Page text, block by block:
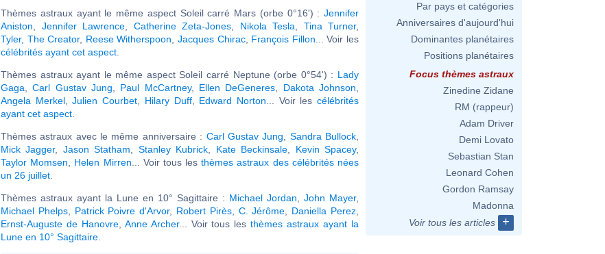
Thèmes astraux ayant le même aspect Soleil carré Mars (orbe 0°16') : Jennifer
Aniston
Jennifer Lawrence Catherine Zeta-Jones Nikola Tesla Tina Turner,
Tyler, The Creator, Reese Witherspoon ,Jacques Chirac, François Fillon ... Voir les
célébrités ayant cet aspect
Thèmes astraux ayant le même aspect Soleil carré Neptune (orbe 0°54') : Lady
Gaga ,Carl Gustav Jung Paul McCartney, Ellen DeGeneres Dakota Johnson
Angela Merkel,Julien Courbet Hilary Duff, Edward Norton ... Voir lescélébrités
ayant cet aspect
Thèmes astraux avec le même anniversaire : Carl Gustav Jung Sandra Bullock
Mick Jagger, Jason Statham Stanley Kubrick Kate Beckinsale Kevin Spacey,
Taylor Momsen
Helen Mirren ... Voir tous lesthèmes astraux des célébrités nées
un 26 juillet
Thèmes astraux ayant la Lune en 10° Sagittaire : Michael Jordan John Mayer,
Michael Phelps, Patrick Poivre d'Arvor, Robert Pirès, C. Jérôme Daniella Perez
Ernst-Auguste de Hanovre, Anne Archer... Voir tous lesthèmes astraux ayant la
Lune en 10° Sagittaire
Par pays et catégories
Anniversaires d'aujourd'hui
Dominantes planétaires
Positions planétaires
Focus thèmes astraux
Zinedine Zidane
RM (rappeur)
Adam Driver
Demi Lovato
Sebastian Stan
Leonard Cohen
Gordon Ramsay
Madonna
Voir tous les articles
+